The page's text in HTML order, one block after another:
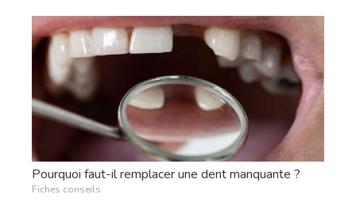
Pourquoi faut-il remplacer une dent manquante ?
Fiches conseils